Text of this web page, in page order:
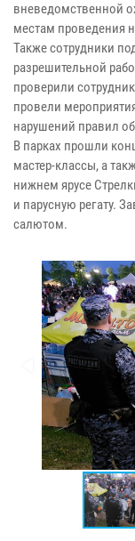
вневедомственной
местам проведения
Также сотрудники
разрешительной
проверили
провели
нарушений правил
В парках прошли
мастер-классы, а
нижнем ярусе
и парусную регату.
салютом.